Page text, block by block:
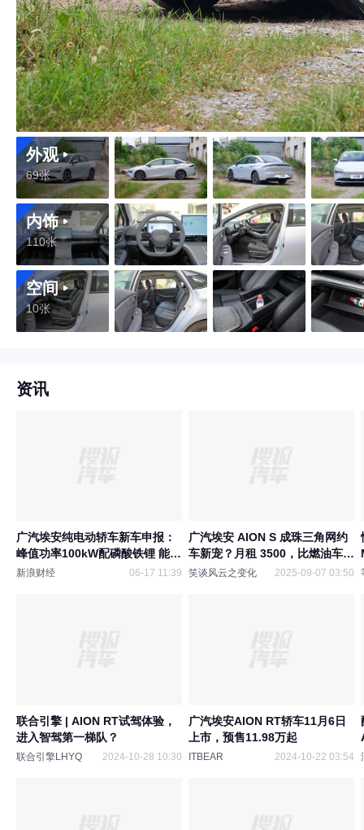
外观
69张
内饰
110张
空间
10张
资讯
广汽埃安纯电动轿车新车申报：
峰值功率100kW配磷酸铁锂 能否
搅动家用纯电市场？
新浪财经 06-17 11:39
广汽埃安 AION S 成珠三角网约
车新宠？月租 3500，比燃油车省
出不少钱
笑谈风云之变化 2025-09-07 03:50
联合引擎 | AION RT试驾体验，
进入智驾第一梯队？
联合引擎LHYQ 2024-10-28 10:30
广汽埃安AION RT轿车11月6日
上市，预售11.98万起
ITBEAR 2024-10-22 03:54